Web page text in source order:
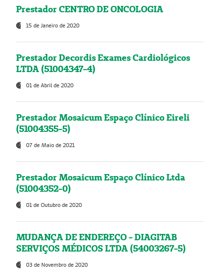
Prestador CENTRO DE ONCOLOGIA
15 de Janeiro de 2020
Prestador Decordis Exames Cardiológicos
LTDA (51004347-4)
01 de Abril de 2020
Prestador Mosaicum Espaço Clínico Eireli
(51004355-5)
07 de Maio de 2021
Prestador Mosaicum Espaço Clínico Ltda
(51004352-0)
01 de Outubro de 2020
MUDANÇA DE ENDEREÇO - DIAGITAB
SERVIÇOS MÉDICOS LTDA (54003267-5)
03 de Novembro de 2020